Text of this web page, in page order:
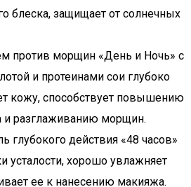
блеска, защищает от солнечных
против морщин «День и Ночь» с
и протеинами сои глубоко
кожу, способствует повышению
и разглаживанию морщин.
глубокого действия «48 часов»
усталости, хорошо увлажняет
ее к нанесению макияжа.